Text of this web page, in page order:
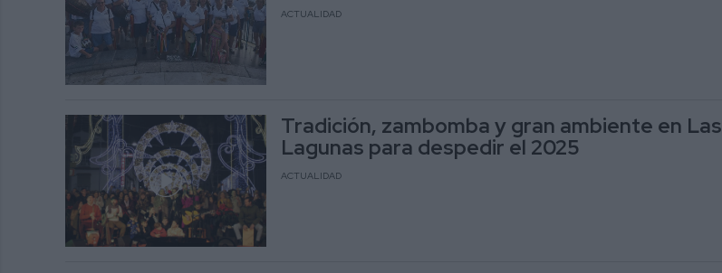
ACTUALIDAD
Tradición, zambomba y gran ambiente en Las
Lagunas para despedir el 2025
ACTUALIDAD